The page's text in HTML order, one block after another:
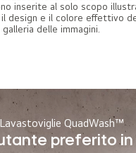
inserite al solo scopo
il design e il colore effettivo
delle immagini.
Lavastoviglie QuadWash™
preferito